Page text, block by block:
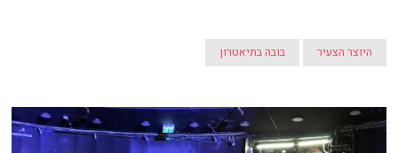
היוצר הצעיר בובה בתיאטרון